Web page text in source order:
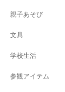
親子あそび
文具
学校生活
参観アイテム